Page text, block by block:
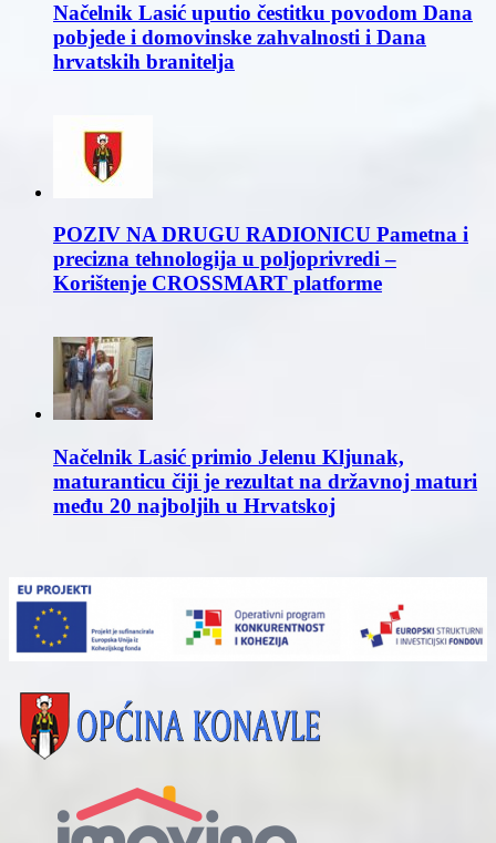
Načelnik Lasić uputio čestitku povodom Dana
pobjede i domovinske zahvalnosti i Dana
hrvatskih branitelja
POZIV NA DRUGU RADIONICU Pametna i
precizna tehnologija u poljoprivredi –
Korištenje CROSSMART platforme
Načelnik Lasić primio Jelenu Kljunak,
maturanticu čiji je rezultat na državnoj maturi
među 20 najboljih u Hrvatskoj